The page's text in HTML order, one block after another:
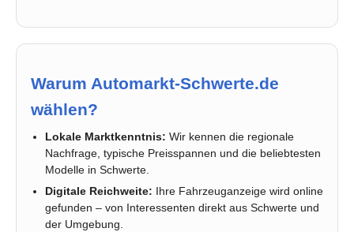
Warum Automarkt-Schwerte.de
wählen?
Lokale Marktkenntnis: Wir kennen die regionale
Nachfrage, typische Preisspannen und die beliebtesten
Modelle in Schwerte.
Digitale Reichweite: Ihre Fahrzeuganzeige wird online
gefunden – von Interessenten direkt aus Schwerte und
der Umgebung.